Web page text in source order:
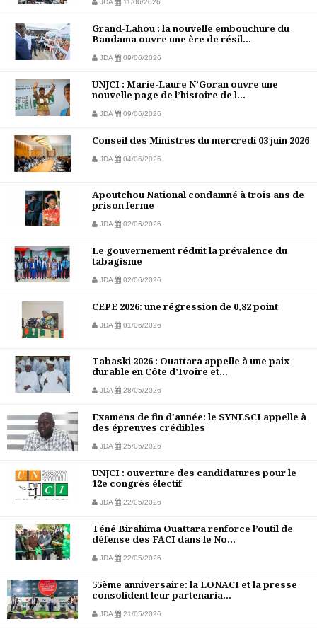
JDA 11/06/2026
Grand-Lahou : la nouvelle embouchure du
Bandama ouvre une ère de résil...
JDA 09/06/2026
UNJCI : Marie-Laure N’Goran ouvre une
nouvelle page de l’histoire de l...
JDA 09/06/2026
Conseil des Ministres du mercredi 03 juin 2026
JDA 04/06/2026
Apoutchou National condamné à trois ans de
prison ferme
JDA 02/06/2026
Le gouvernement réduit la prévalence du
tabagisme
JDA 02/06/2026
CEPE 2026: une régression de 0,82 point
JDA 01/06/2026
Tabaski 2026 : Ouattara appelle à une paix
durable en Côte d’Ivoire et...
JDA 28/05/2026
Examens de fin d'année: le SYNESCI appelle à
des épreuves crédibles
JDA 25/05/2026
UNJCI : ouverture des candidatures pour le
12e congrès électif
JDA 22/05/2026
Téné Birahima Ouattara renforce l’outil de
défense des FACI dans le No...
JDA 22/05/2026
55ème anniversaire: la LONACI et la presse
consolident leur partenaria...
JDA 21/05/2026